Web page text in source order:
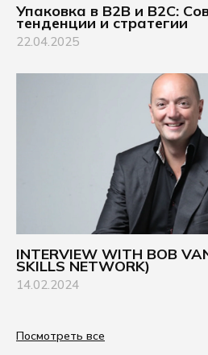
Упаковка в B2B и B2C:
тенденции и стратегии
22.04.2025
INTERVIEW WITH BOB
SKILLS NETWORK)
14.02.2024
Посмотреть все